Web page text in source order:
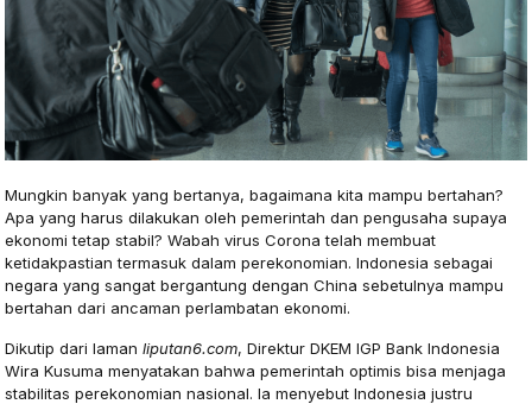
Mungkin banyak yang bertanya, bagaimana kita mampu bertahan?
Apa yang harus dilakukan oleh pemerintah dan pengusaha supaya
ekonomi tetap stabil? Wabah virus Corona telah membuat
ketidakpastian termasuk dalam perekonomian. Indonesia sebagai
negara yang sangat bergantung dengan China sebetulnya mampu
bertahan dari ancaman perlambatan ekonomi.
Dikutip dari lamanliputan6.com, Direktur DKEM IGP Bank Indonesia
Wira Kusuma menyatakan bahwa pemerintah optimis bisa menjaga
stabilitas perekonomian nasional. Ia menyebut Indonesia justru